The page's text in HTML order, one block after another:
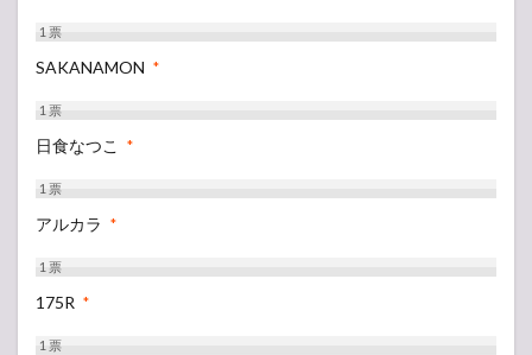
1票
SAKANAMON *
1票
日食なつこ *
1票
アルカラ *
1票
175R *
1票